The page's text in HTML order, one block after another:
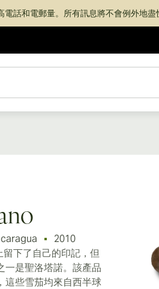
話和電郵量。所有訊息將不會例外地盡
2010
下了自己的印記，但
一是聖洛塔諾。該產品
這些雪茄均來自西半球